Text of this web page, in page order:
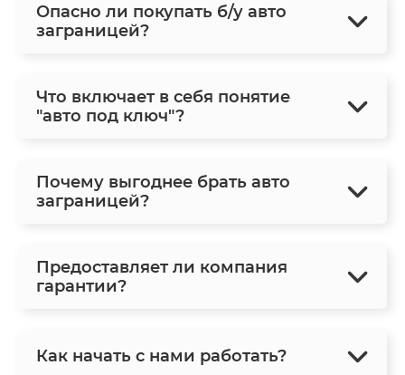
Опасно ли покупать б/у авто
заграницей?
Что включает в себя понятие
"авто под ключ"?
Почему выгоднее брать авто
заграницей?
Предоставляет ли компания
гарантии?
Как начать с нами работать?